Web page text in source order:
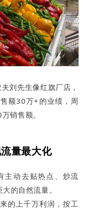
刘先生像红旗厂店，
额30万+的业绩，周
销售额。
量最大化
主动去贴热点、炒流
的自然流量。
的上千万利润，按工